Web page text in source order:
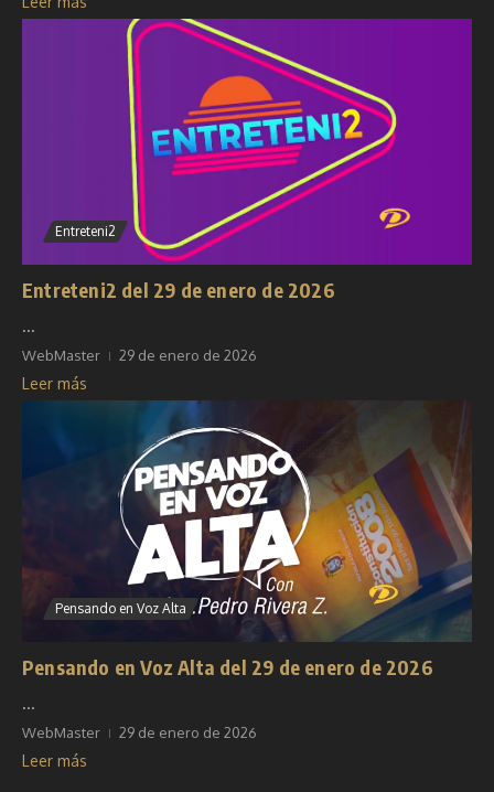
Entreteni2
Entreteni2 del 29 de enero de 2026
...
WebMaster 29 de enero de 2026
Leer más
Pensando en Voz Alta
Pensando en Voz Alta del 29 de enero de 2026
...
WebMaster 29 de enero de 2026
Leer más